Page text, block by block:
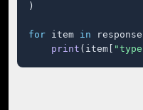
)
for item in
print (item[